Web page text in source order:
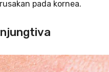
pada kornea.